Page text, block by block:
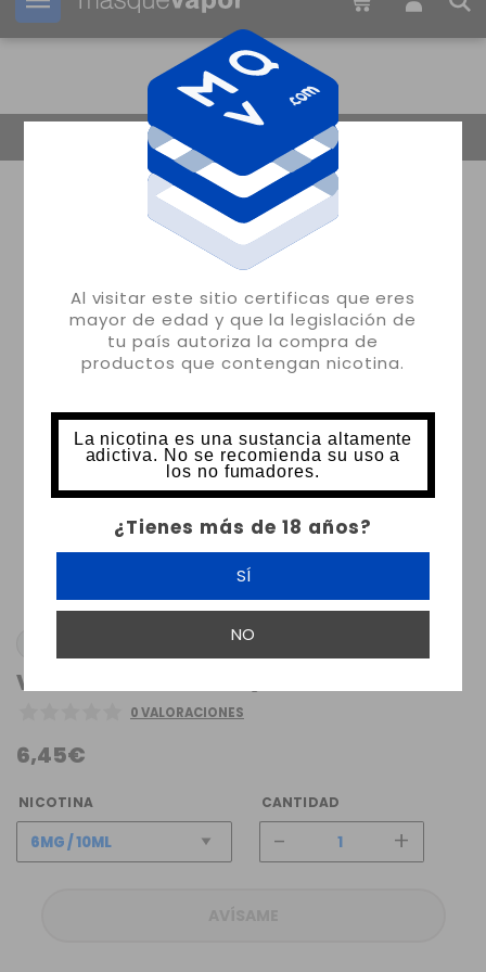
Al visitar este sitio certificas que eres
mayor de edad y que la legislación de
tu país autoriza la compra de
productos que contengan nicotina.
La nicotina es una sustancia altamente
adictiva. No se recomienda su uso a
los no fumadores.
¿Tienes más de 18 años?
SÍ
NO
Tu pedido puede ser enviado en 26m:
0 VALORACIONES
6,45€
NICOTINA CANTIDAD
- +